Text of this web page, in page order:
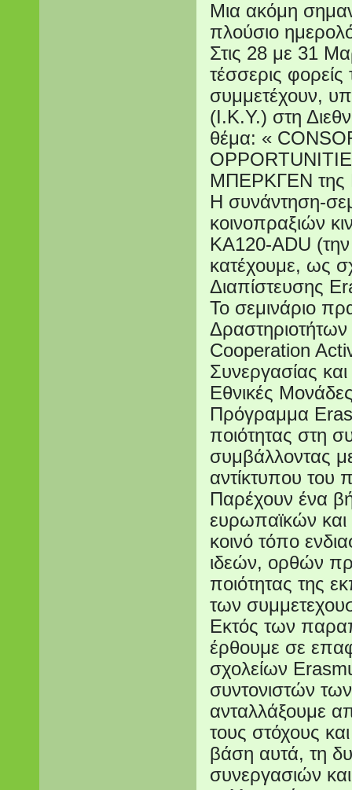
Μια ακόμη
πλούσιο
Στις 28 με 31
τέσσερις
συμμετέχουν,
(Ι.Κ.Υ.) στη
θέμα: «
ΜΠΕΡΚΓΕΝ
Η συνάντηση-
κοινοπραξιών
KA120-ADU (την
κατέχουμε, ως
Διαπίστευσης
Το σεμινάριο
Cooperation
Συνεργασίας
Εθνικές
Πρόγραμμα
ποιότητας στη
συμβάλλοντας
αντίκτυπου του
Παρέχουν ένα
ευρωπαϊκών και
κοινό τόπο
ιδεών, ορθών
ποιότητας της
των
Εκτός των
έρθουμε σε
σχολείων
συντονιστών
ανταλλάξουμε
τους στόχους
βάση αυτά, τη
συνεργασιών